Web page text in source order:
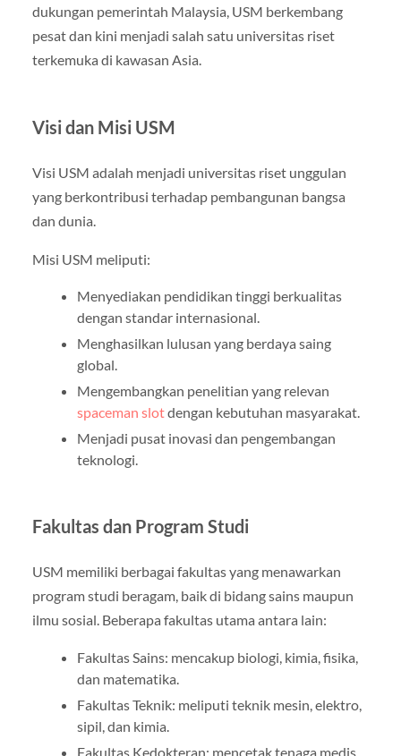
dukungan pemerintah Malaysia, USM berkembang
pesat dan kini menjadi salah satu universitas riset
terkemuka di kawasan Asia.
Visi dan Misi USM
Visi USM adalah menjadi universitas riset unggulan
yang berkontribusi terhadap pembangunan bangsa
dan dunia.
Misi USM meliputi:
Menyediakan pendidikan tinggi berkualitas
dengan standar internasional.
Menghasilkan lulusan yang berdaya saing
global.
Mengembangkan penelitian yang relevan
spaceman slotdengan kebutuhan masyarakat.
Menjadi pusat inovasi dan pengembangan
teknologi.
Fakultas dan Program Studi
USM memiliki berbagai fakultas yang menawarkan
program studi beragam, baik di bidang sains maupun
ilmu sosial. Beberapa fakultas utama antara lain:
Fakultas Sains: mencakup biologi, kimia, fisika,
dan matematika.
Fakultas Teknik: meliputi teknik mesin, elektro,
sipil, dan kimia.
Fakultas Kedokteran: mencetak tenaga medis